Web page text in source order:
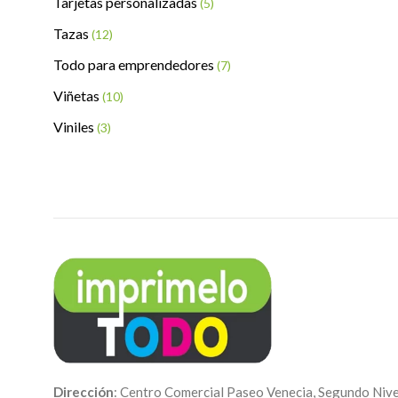
(5)
Tazas (12)
Todo para emprendedores (7)
Viñetas (10)
Viniles (3)
Dirección: Centro Comercial Paseo Venecia, Segundo